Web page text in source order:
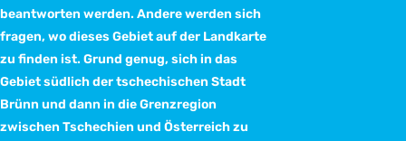
beantworten werden. Andere werden sich
fragen, wo dieses Gebiet auf der Landkarte
zu finden ist. Grund genug, sich in das
Gebiet südlich der tschechischen Stadt
Brünn und dann in die Grenzregion
zwischen Tschechien und Österreich zu